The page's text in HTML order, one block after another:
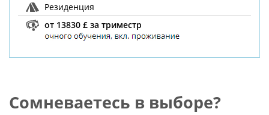
Резиденция
от 13830 £ за триместр
Сомневаетесь в выборе?